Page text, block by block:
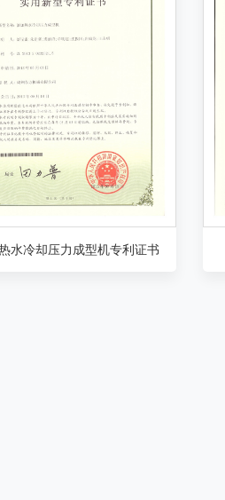
水冷却压力成型机专利证书